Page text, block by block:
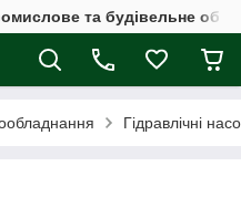
та будівельне
Гідравлічні